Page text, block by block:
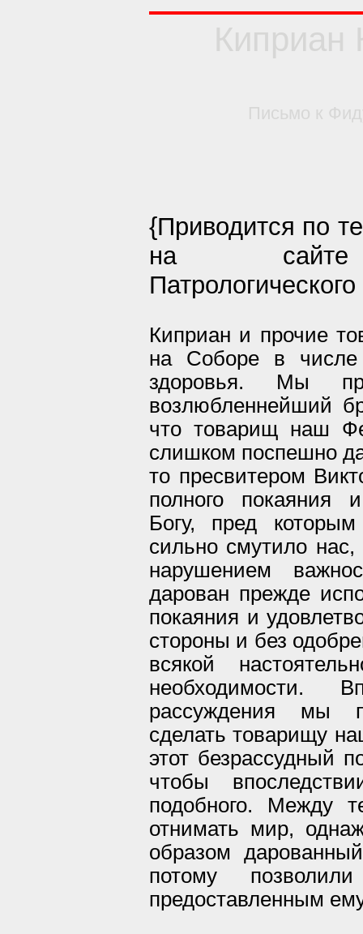
Киприан
Письмо к
{Приводится по
на сайте
Киприан и прочие
на Соборе в
здоровья. Мы
возлюбленнейший
что товарищ наш
слишком поспешно
то пресвитером
полного покаяния
Богу, пред
сильно смутило
нарушением
дарован прежде
покаяния и
стороны и без
всякой
необходимости.
рассуждения мы
сделать товарищу
этот безрассудный
чтобы
подобного. Между
отнимать мир,
образом
потому
предоставленным